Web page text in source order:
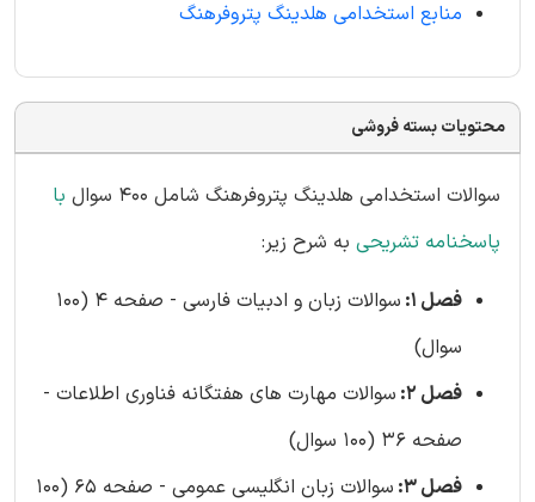
منابع استخدامی هلدینگ پتروفرهنگ
محتویات بسته فروشی
سوالات استخدامی هلدینگ پتروفرهنگ شامل 400 سوال
با
پاسخنامه تشریحی به شرح زیر:
فصل 1:
سوالات زبان و ادبیات فارسی - صفحه 4 (100
سوال)
فصل 2:
سوالات مهارت های هفتگانه فناوری اطلاعات -
صفحه 36 (100 سوال)
فصل 3:
سوالات زبان انگلیسی عمومی - صفحه 65 (100